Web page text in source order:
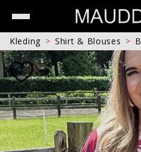
Kleding Shirt & Blouses